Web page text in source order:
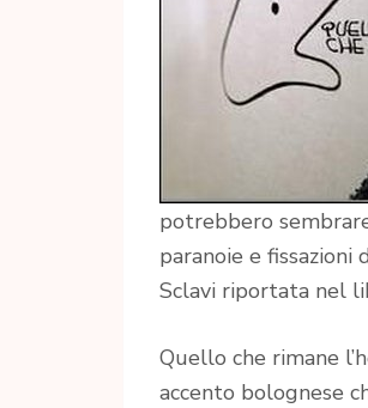
potrebbero
paranoie e fissazioni
Sclavi riportata nel
Quello che rimane
accento bolognese